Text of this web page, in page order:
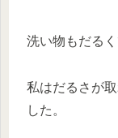
洗い物もだる
私はだるさが
した。